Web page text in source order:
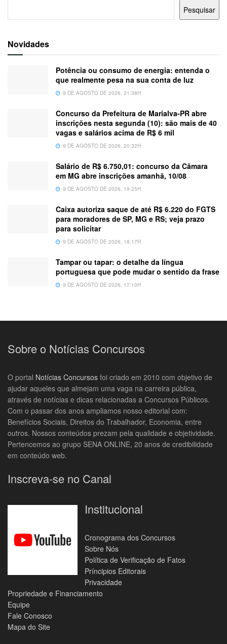
Pesquisar
Novidades
Potência ou consumo de energia: entenda o
que realmente pesa na sua conta de luz
9 DE AGOSTO DE 2026, 21:38H
Concurso da Prefeitura de Marialva-PR abre
inscrições nesta segunda (10): são mais de 40
vagas e salários acima de R$ 6 mil
9 DE AGOSTO DE 2026, 20:32H
Salário de R$ 6.750,01: concurso da Câmara
em MG abre inscrições amanhã, 10/08
9 DE AGOSTO DE 2026, 19:25H
Caixa autoriza saque de até R$ 6.220 do FGTS
para moradores de SP, MG e RS; veja prazo
para solicitar
9 DE AGOSTO DE 2026, 18:17H
Tampar ou tapar: o detalhe da língua
portuguesa que pode mudar o sentido da frase
9 DE AGOSTO DE 2026, 17:10H
Sobre o Notícias Concursos
O portal Notícias Concursos foi criado em 2010 com objetivo de
ajudar aqueles que almejam uma vaga na carreira pública,
através de notícias e dicas relacionadas a Concursos Públicos.
Com o passar dos anos ampliamos nosso editorial com:
Benefícios Sociais, Direitos do Trabalhador, Economia, entre
outros. Nossos conteúdos prezam pela qualidade e objetividade.
Pertencemos ao grupo SENA ONLINE, 20 anos de credibilidade
em conteúdo web.
Inscreva-se no Canal
Institucional
Cronograma dos Concursos
Sobre Nós
Política de Verificação de Fatos
Príncipios Editorais
Privacidade
Propriedade e Financiamento
Equipe
Fale Conosco
Mapa do Site